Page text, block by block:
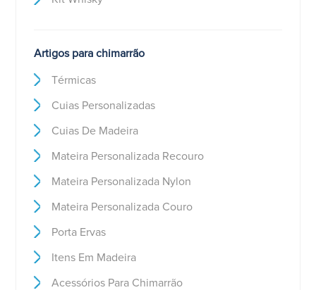
Artigos para chimarrão
Térmicas
Cuias Personalizadas
Cuias De Madeira
Mateira Personalizada Recouro
Mateira Personalizada Nylon
Mateira Personalizada Couro
Porta Ervas
Itens Em Madeira
Acessórios Para Chimarrão